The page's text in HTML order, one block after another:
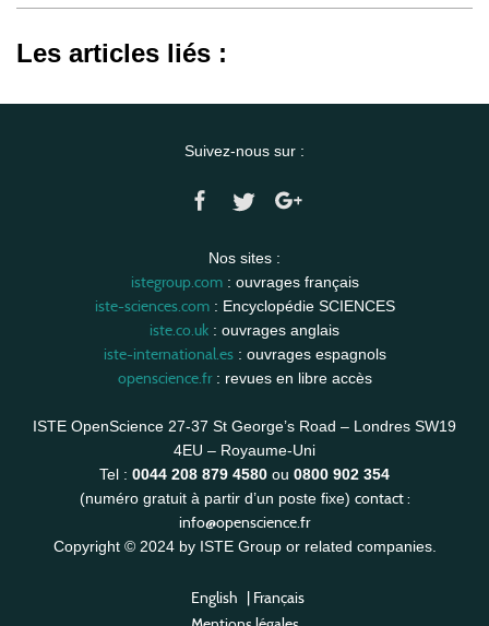
Les articles liés :
Suivez-nous sur :
Nos sites :
istegroup.com: ouvrages français
iste-sciences.com: Encyclopédie SCIENCES
iste.co.uk : ouvrages anglais
iste-international.es: ouvrages espagnols
openscience.fr: revues en libre accès
ISTE OpenScience 27-37 St George’s Road – Londres SW19
4EU – Royaume-Uni
Tel : 0044 208 879 4580 ou 0800 902 354
(numéro gratuit à partir d’un poste fixe) contact :
info@openscience.fr
Copyright © 2024 by ISTE Group or related companies.
English | Français